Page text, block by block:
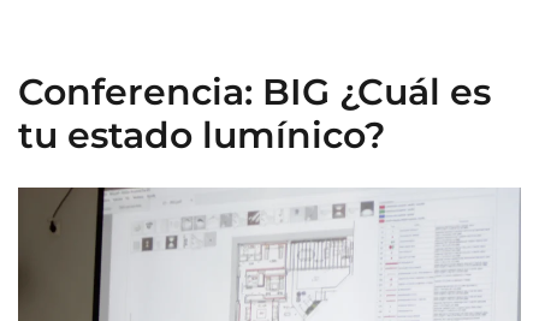
Conferencia: BIG ¿Cuál es
tu estado lumínico?